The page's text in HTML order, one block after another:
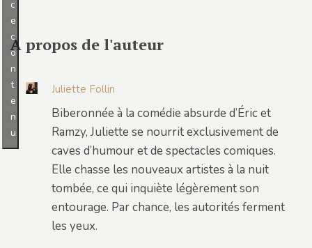
c
e
c
o
n
t
e
n
u
A propos de l'auteur
Juliette Follin
Biberonnée à la comédie absurde d’Éric et
Ramzy, Juliette se nourrit exclusivement de
caves d’humour et de spectacles comiques.
Elle chasse les nouveaux artistes à la nuit
tombée, ce qui inquiète légèrement son
entourage. Par chance, les autorités ferment
les yeux.